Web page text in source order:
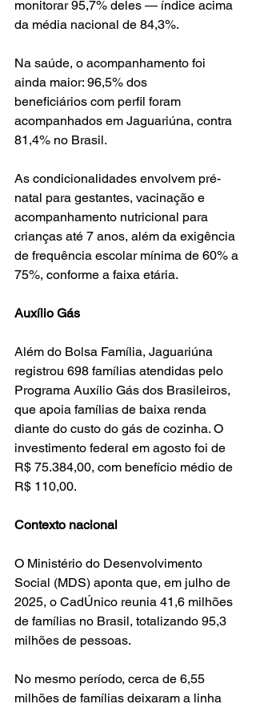
monitorar 95,7% deles — índice acima
da média nacional de 84,3%.
Na saúde, o acompanhamento foi
ainda maior: 96,5% dos
beneficiários com perfil foram
acompanhados em Jaguariúna, contra
81,4% no Brasil.
As condicionalidades envolvem pré-
natal para gestantes, vacinação e
acompanhamento nutricional para
crianças até 7 anos, além da exigência
de frequência escolar mínima de 60% a
75%, conforme a faixa etária.
Auxílio Gás
Além do Bolsa Família, Jaguariúna
registrou 698 famílias atendidas pelo
Programa Auxílio Gás dos Brasileiros,
que apoia famílias de baixa renda
diante do custo do gás de cozinha. O
investimento federal em agosto foi de
R$ 75.384,00, com benefício médio de
R$ 110,00.
Contexto nacional
O Ministério do Desenvolvimento
Social (MDS) aponta que, em julho de
2025, o CadÚnico reunia 41,6 milhões
de famílias no Brasil, totalizando 95,3
milhões de pessoas.
No mesmo período, cerca de 6,55
milhões de famílias deixaram a linha